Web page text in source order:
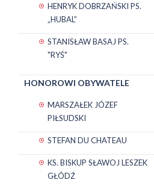
HENRYK DOBRZAŃSKI PS.
„HUBAL”
STANISŁAW BASAJ PS.
"RYŚ"
HONOROWI OBYWATELE
MARSZAŁEK JÓZEF
PIŁSUDSKI
STEFAN DU CHATEAU
KS. BISKUP SŁAWOJ LESZEK
GŁÓDŹ